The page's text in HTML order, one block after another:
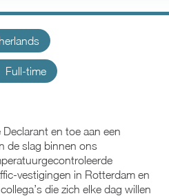
Full-time
en toe aan een
de slag binnen ons
vestigingen in Rotterdam en
die zich elke dag willen